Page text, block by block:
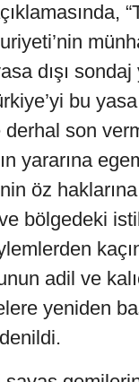
dışı sondaj
bu yasa
son
yararına
öz haklarına
bölgedeki
adil ve
yeniden